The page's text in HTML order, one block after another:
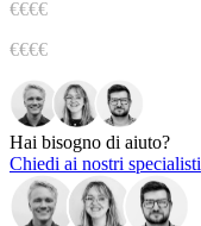
€€€€
€€€€
Hai bisogno di aiuto?
Chiedi ai nostri specialisti